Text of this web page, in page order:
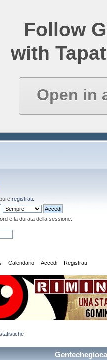
Follow
with
Open in
registrati
e la durata della sessione.
Calendario Accedi Registrati